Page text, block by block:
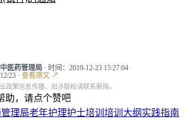
医药管理局 · 时间：2019-12-23 15:27:04
23 · 查看原文 ↗
政策信息传播，如涉版权请联系删除。
助，请点个赞吧
理局老年护理护士培训 培训大纲 实践指南